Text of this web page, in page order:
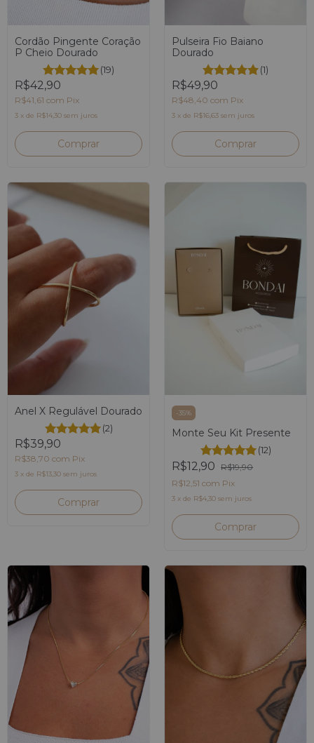
Cordão Pingente Coração
P Cheio Dourado
(19)
R$42,90
R$41,61 com Pix
3 x de R$14,30 sem juros
Pulseira Fio Baiano
Dourado
(1)
R$49,90
R$48,40 com Pix
3 x de R$16,63 sem juros
Anel X Regulável Dourado
(2)
R$39,90
R$38,70 com Pix
3 x de R$13,30 sem juros
-35%
Monte Seu Kit Presente
(12)
R$12,90 R$19,90
R$12,51 com Pix
3 x de R$4,30 sem juros